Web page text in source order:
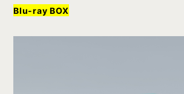
Blu-ray BOX